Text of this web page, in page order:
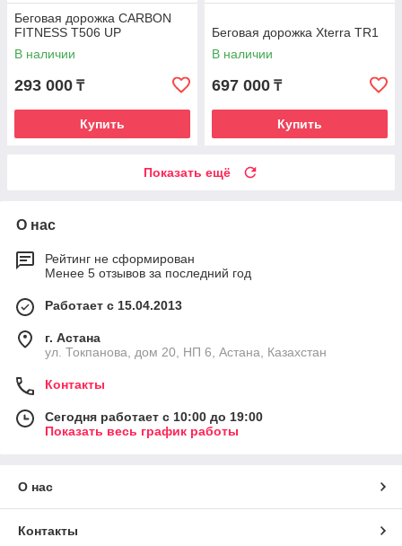
Беговая дорожка CARBON
FITNESS T506 UP
В наличии
293 000 ₸
Купить
Беговая дорожка Xterra TR1
В наличии
697 000 ₸
Купить
Показать ещё
О нас
Рейтинг не сформирован
Менее 5 отзывов за последний год
Работает с 15.04.2013
г. Астана
ул. Токпанова, дом 20, НП 6, Астана, Казахстан
Контакты
Сегодня работает с 10:00 до 19:00
Показать весь график работы
О нас
Контакты